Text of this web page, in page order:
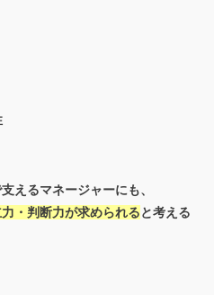
えるマネージャーにも、
・判断力が求められると考える